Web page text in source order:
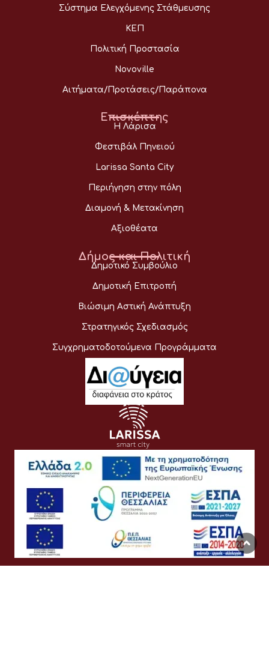
Σύστημα Ελεγχόμενης Στάθμευσης
ΚΕΠ
Πολιτική Προστασία
Novoville
Αιτήματα/Προτάσεις/Παράπονα
Επισκέπτης
Η Λάρισα
Φεστιβάλ Πηνειού
Larissa Santa City
Περιήγηση στην πόλη
Διαμονή & Μετακίνηση
Αξιοθέατα
Δήμος και Πολιτική
Δημοτικό Συμβούλιο
Δημοτική Επιτροπή
Βιώσιμη Αστική Ανάπτυξη
Στρατηγικός Σχεδιασμός
Συγχρηματοδοτούμενα Προγράμματα